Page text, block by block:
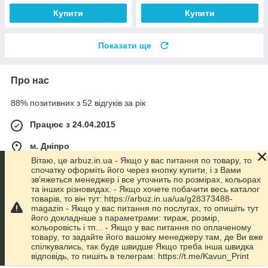
Купити Купити
Показати ще
Про нас
88% позитивних з 52 відгуків за рік
Працює з 24.04.2015
м. Дніпро
49018, вулиця Короленка, 3, 412 кабінет, Дніпро, Україна
Контакти
Сьогодні працює з 09:00 до 18:00
Показати весь графік роботи
Про нас
Вітаю, це arbuz.in.ua - Якщо у вас питання по товару, то
спочатку оформіть його через кнопку купити, і з Вами
зв'яжеться менеджер і все уточнить по розмірах, кольорах
та інших різновидах. - Якщо хочете побачити весь каталог
товарів, то він тут: https://arbuz.in.ua/ua/g28373488-
magazin - Якщо у вас питання по послугах, то опишіть тут
його докладніше з параметрами: тираж, розмір,
кольоровість і тп... - Якщо у вас питання по оплаченому
товару, то задайте його вашому менеджеру там, де Ви вже
спілкувались, так буде швидше Якщо треба інша швидка
відповідь, то пишіть в телеграм: https://t.me/Kavun_Print